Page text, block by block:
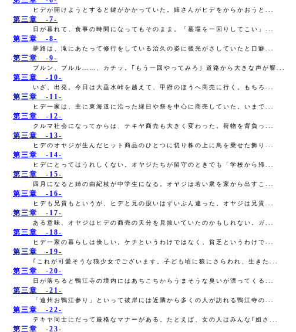
ヒデが開けようとすると鍵がかかっていた。姉さんがヒデをからかおうと...
第三章 -7-
日が暮れて、食事の時間になってもそのまま。「墓場を一回りしてこい」...
第三章 -8-
夢路は、滝にあたって修行をしている治久の姿に後光がさしていたと口癖...
第三章 -9-
ブルン、ブルル……、カチッ。｢もう一回やってみろ｣ 道路から大きな声が響...
第三章 -10-
いざ、出発。今日は大垂水峠を越えて、甲府のほうへ商売に行く。もちろ...
第三章 -11-
ヒデ一家は、主に東海道に沿った縁日や祭を中心に商売していた。いまで...
第三章 -12-
クルマ社会になってからは、テキヤ商売も大きく変わった。荷物を背負っ...
第三章 -13-
ヒデのオヤジが生んだヒット商品のひとつに切り株の上に鳥を乗せた飾り...
第三章 -14-
ヒデにとってはうれしくない。オヤジたちが留守のときでも「学校から帰...
第三章 -15-
四月になると姉の由紀枝が中学生になる。オヤジは若い衆を家から出すこ...
第三章 -16-
ヒデも兄貴もというが、ヒデと兄の扱いはずいぶん違った。オヤジは兄貴...
第三章 -17-
ある意味、オヤジはヒデの商売の天分を見抜いていたのかもしれない。ガ...
第三章 -18-
ヒデ一家の暮らしは倹しい。ケチというわけではなく、貧乏というわけで...
第三章 -19-
｢これが可愛そうな狼少女でございます。子ども頃に狼にさらわれ、生きた...
第三章 -20-
日が落ちると鴨江寺の境内にはあちこちからうまそうな臭いが漂ってくる...
第三章 -21-
「遠州お鴨江参り」といって彼岸には近隣から多くの人が訪れる鴨江寺の...
第三章 -22-
テキヤ同士にだって厳格なマナーがある。たとえば、女の人はみんな｢姐さ...
第三章 -23-